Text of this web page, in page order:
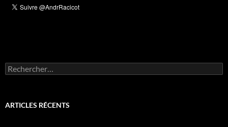
Rechercher :
ARTICLES RÉCENTS